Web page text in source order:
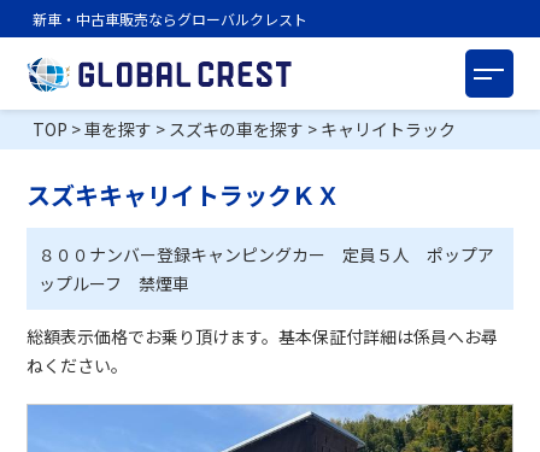
新車・中古車販売ならグローバルクレスト
TOP >車を探す > スズキの車を探す > キャリイトラック
スズキキャリイトラックＫＸ
８００ナンバー登録キャンピングカー 定員５人 ポップア
ップルーフ 禁煙車
総額表示価格でお乗り頂けます。基本保証付詳細は係員へお尋
ねください。